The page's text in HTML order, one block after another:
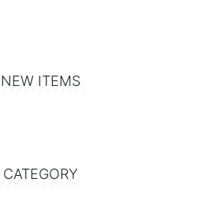
NEW ITEMS
CATEGORY